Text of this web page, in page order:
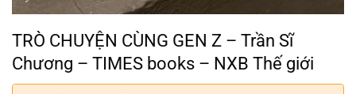
TRÒ CHUYỆN CÙNG GEN Z – Trần Sĩ
Chương – TIMES books – NXB Thế giới